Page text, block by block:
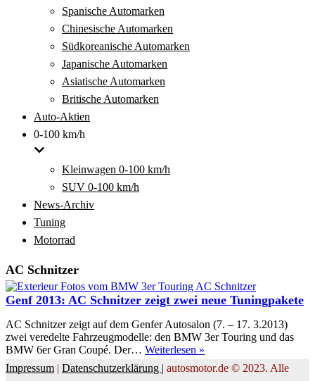
Spanische Automarken
Chinesische Automarken
Südkoreanische Automarken
Japanische Automarken
Asiatische Automarken
Britische Automarken
Auto-Aktien
0-100 km/h
Kleinwagen 0-100 km/h
SUV 0-100 km/h
News-Archiv
Tuning
Motorrad
AC Schnitzer
Genf 2013: AC Schnitzer zeigt zwei neue Tuningpakete
AC Schnitzer zeigt auf dem Genfer Autosalon (7. – 17. 3.2013)
zwei veredelte Fahrzeugmodelle: den BMW 3er Touring und das
BMW 6er Gran Coupé. Der… Weiterlesen »
2013:
AC
Impressum | Datenschutzerklärung | autosmotor.de © 2023. Alle